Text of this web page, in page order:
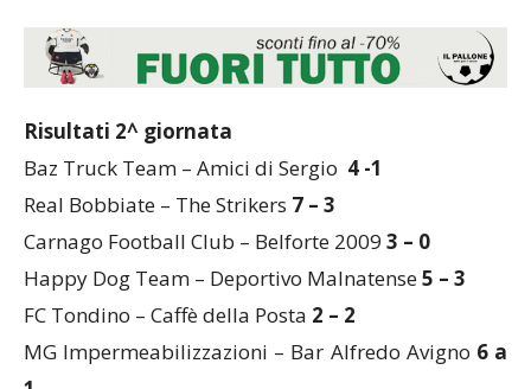
Risultati 2^ giornata
Baz Truck Team – Amici di Sergio
Carnago Football Club – Belforte 2009
Happy Dog Team – Deportivo Malnatense
MG Impermeabilizzazioni – Bar Alfredo Avigno